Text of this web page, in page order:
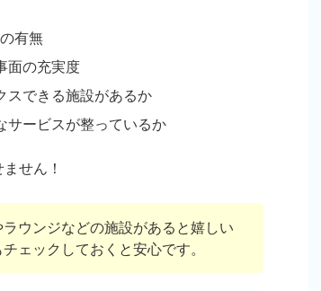
有無
面の充実度
スできる施設があるか
サービスが整っているか
せん！
ウンジなどの施設があると嬉しい
ェックしておくと安心です。